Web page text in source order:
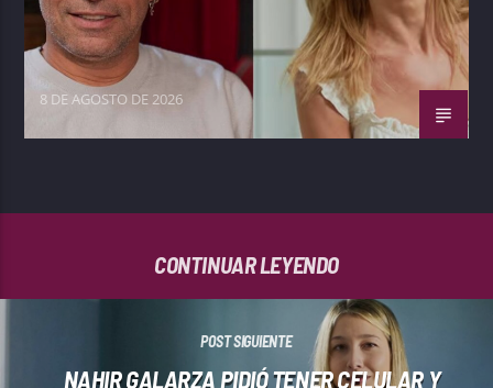
8 DE AGOSTO DE 2026
CONTINUAR LEYENDO
POST SIGUIENTE
NAHIR GALARZA PIDIÓ TENER CELULAR Y